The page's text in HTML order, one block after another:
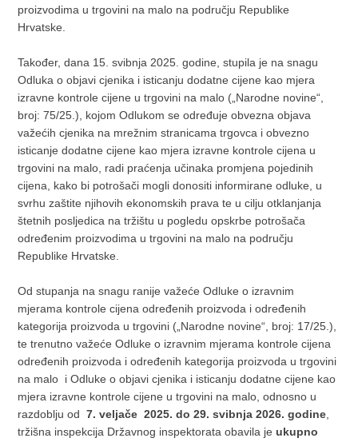
proizvodima u trgovini na malo na području Republike
Hrvatske.
Također, dana 15. svibnja 2025. godine, stupila je na snagu
Odluka o objavi cjenika i isticanju dodatne cijene kao mjera
izravne kontrole cijene u trgovini na malo („Narodne novine“,
broj: 75/25.), kojom Odlukom se određuje obvezna objava
važećih cjenika na mrežnim stranicama trgovca i obvezno
isticanje dodatne cijene kao mjera izravne kontrole cijena u
trgovini na malo, radi praćenja učinaka promjena pojedinih
cijena, kako bi potrošači mogli donositi informirane odluke, u
svrhu zaštite njihovih ekonomskih prava te u cilju otklanjanja
štetnih posljedica na tržištu u pogledu opskrbe potrošača
određenim proizvodima u trgovini na malo na području
Republike Hrvatske.
Od stupanja na snagu ranije važeće Odluke o izravnim
mjerama kontrole cijena određenih proizvoda i određenih
kategorija proizvoda u trgovini („Narodne novine“, broj: 17/25.),
te trenutno važeće Odluke o izravnim mjerama kontrole cijena
određenih proizvoda i određenih kategorija proizvoda u trgovini
na malo i Odluke o objavi cjenika i isticanju dodatne cijene kao
mjera izravne kontrole cijene u trgovini na malo, odnosno u
razdoblju od7. veljače 2025. do 29. svibnja 2026. godine
tržišna inspekcija Državnog inspektorata obavila jeukupno